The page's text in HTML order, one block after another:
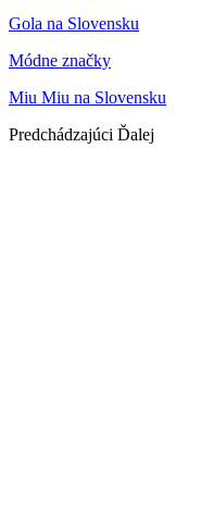
Gola na Slovensku
Módne značky
Miu Miu na Slovensku
Predchádzajúci Ďalej